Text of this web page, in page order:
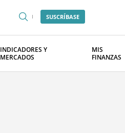
SUSCRÍBASE
INDICADORES Y
MERCADOS
MIS
FINANZAS